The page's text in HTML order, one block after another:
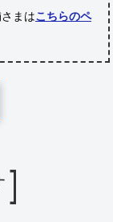
まはこちらのペ